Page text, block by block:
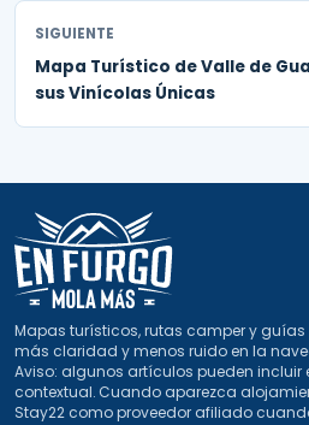
SIGUIENTE
Mapa Turístico de Valle de
sus Vinícolas Únicas
Mapas turísticos, rutas camper y
más claridad y menos ruido en la
Aviso: algunos artículos pueden
contextual. Cuando aparezca
Stay22 como proveedor afiliado